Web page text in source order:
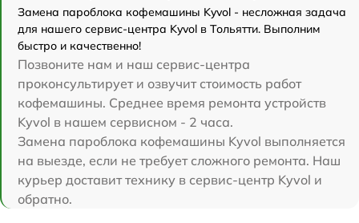
Замена пароблока кофемашины Kyvol - несложная задача
для нашего сервис-центра Kyvol в Тольятти. Выполним
быстро и качественно!
Позвоните нам и наш сервис-центра
проконсультирует и озвучит стоимость работ
кофемашины. Среднее время ремонта устройств
Kyvol в нашем сервисном - 2 часа.
Замена пароблока кофемашины Kyvol выполняется
на выезде, если не требует сложного ремонта. Наш
курьер доставит технику в сервис-центр Kyvol и
обратно.